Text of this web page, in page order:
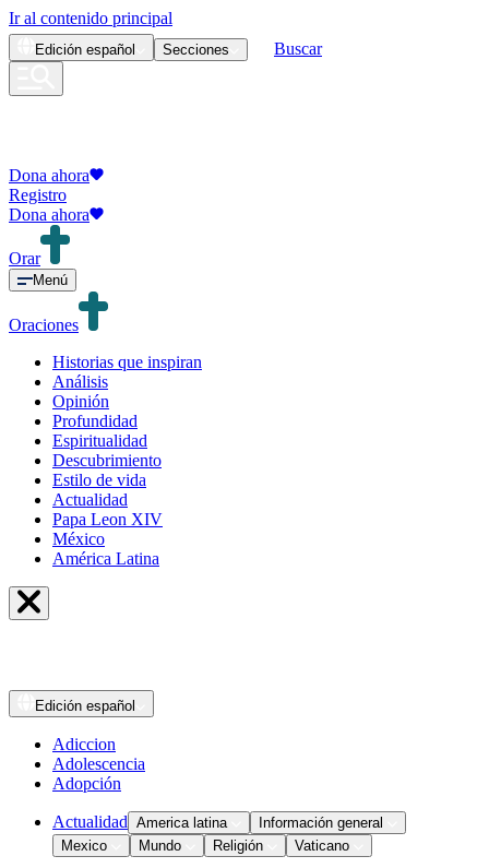
Ir al contenido principal
Edición español Secciones Buscar
Dona ahora
Registro
Dona ahora
Orar
Menú
Oraciones
Historias que inspiran
Análisis
Opinión
Profundidad
Espiritualidad
Descubrimiento
Estilo de vida
Actualidad
Papa Leon XIV
México
América Latina
Edición español
Adiccion
Adolescencia
Adopción
Actualidad America latina
Información general
Mexico
Mundo Religión Vaticano